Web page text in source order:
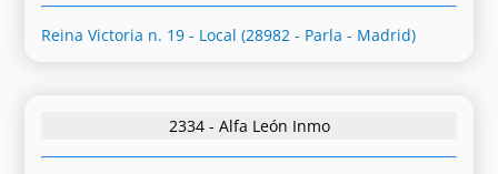
Reina Victoria n. 19 - Local (28982 - Parla - Madrid)
2334 - Alfa León Inmo